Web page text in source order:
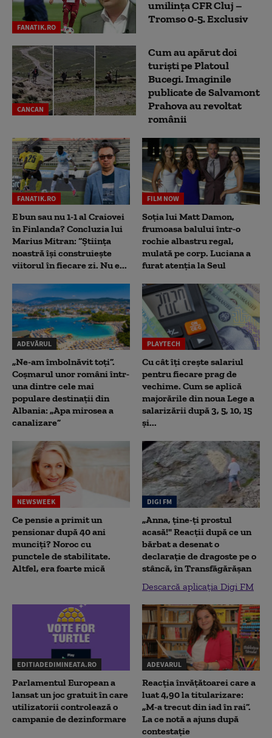
FANATIK.RO
umilința CFR Cluj –
Tromso 0-5. Exclusiv
CANCAN
Cum au apărut doi
turiști pe Platoul
Bucegi. Imaginile
publicate de Salvamont
Prahova au revoltat
românii
FANATIK.RO
E bun sau nu 1-1 al Craiovei
în Finlanda? Concluzia lui
Marius Mitran: “Știința
noastră își construiește
viitorul în fiecare zi. Nu e...
FILM NOW
Soția lui Matt Damon,
frumoasa balului într-o
rochie albastru regal,
mulată pe corp. Luciana a
furat atenția la Seul
ADEVĂRUL
„Ne-am îmbolnăvit toți”.
Coșmarul unor români într-
una dintre cele mai
populare destinații din
Albania: „Apa mirosea a
canalizare”
PLAYTECH
Cu cât îți crește salariul
pentru fiecare prag de
vechime. Cum se aplică
majorările din noua Lege a
salarizării după 3, 5, 10, 15
și...
NEWSWEEK
Ce pensie a primit un
pensionar după 40 ani
munciți? Noroc cu
punctele de stabilitate.
Altfel, era foarte mică
DIGI FM
„Anna, ţine-ţi prostul
acasă!" Reacţii după ce un
bărbat a desenat o
declaraţie de dragoste pe o
stâncă, în Transfăgărăşan
Descarcă aplicația Digi FM
EDITIADEDIMINEATA.RO
Parlamentul European a
lansat un joc gratuit în care
utilizatorii controlează o
campanie de dezinformare
ADEVARUL
Reacția învățătoarei care a
luat 4,90 la titularizare:
„M-a trecut din iad în rai”.
La ce notă a ajuns după
contestație